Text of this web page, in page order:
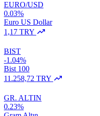
EURO/USD
0.03%
Euro US Dollar
1,17 TRY
BIST
-1.04%
Bist 100
11.258,72 TRY
GR. ALTIN
0.23%